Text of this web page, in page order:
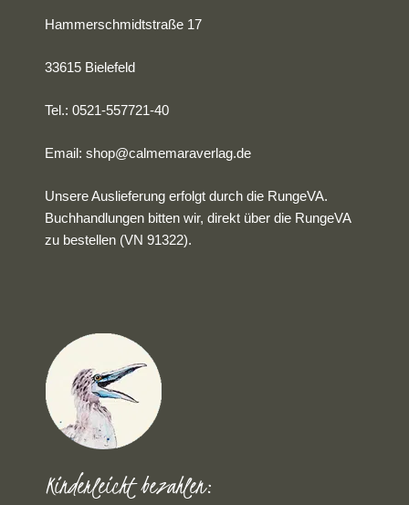
Hammerschmidtstraße 17
33615 Bielefeld
Tel.: 0521-557721-40
Email:shop@calmemaraverlag.de
Unsere Auslieferung erfolgt durch die RungeVA.
Buchhandlungen bitten wir, direkt über die RungeVA
zu bestellen (VN 91322).
Kinderleicht bezahlen: